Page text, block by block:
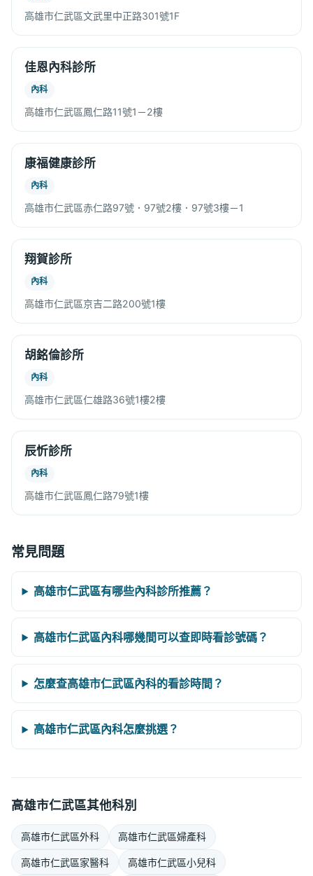
高雄市仁武區文武里中正路301號1F
佳恩內科診所
內科
高雄市仁武區鳳仁路11號1－2樓
康福健康診所
內科
高雄市仁武區赤仁路97號．97號2樓．97號3樓－1
翔賀診所
內科
高雄市仁武區京吉二路200號1樓
胡銘倫診所
內科
高雄市仁武區仁雄路36號1樓2樓
辰忻診所
內科
高雄市仁武區鳳仁路79號1樓
常見問題
高雄市仁武區有哪些內科診所推薦？
高雄市仁武區內科哪幾間可以查即時看診號碼？
怎麼查高雄市仁武區內科的看診時間？
高雄市仁武區內科怎麼挑選？
高雄市仁武區其他科別
高雄市仁武區外科 高雄市仁武區婦產科
高雄市仁武區家醫科 高雄市仁武區小兒科